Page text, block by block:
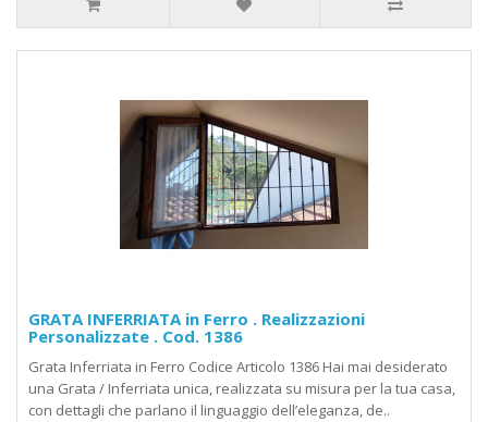
GRATA INFERRIATA in Ferro . Realizzazioni
Personalizzate . Cod. 1386
Grata Inferriata in Ferro Codice Articolo 1386 Hai mai desiderato
una Grata / Inferriata unica, realizzata su misura per la tua casa,
con dettagli che parlano il linguaggio dell’eleganza, de..